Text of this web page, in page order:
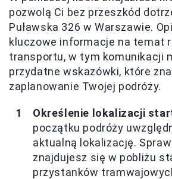
pozwolą Ci bez przeszkód
Puławska 326 w Warszawie.
kluczowe informacje na temat
transportu, w tym komunikacji
przydatne wskazówki, które
zaplanowanie Twojej podróży.
Określenie lokalizacji
początku podróży
aktualną lokalizację.
znajdujesz się w pobliżu
przystanków